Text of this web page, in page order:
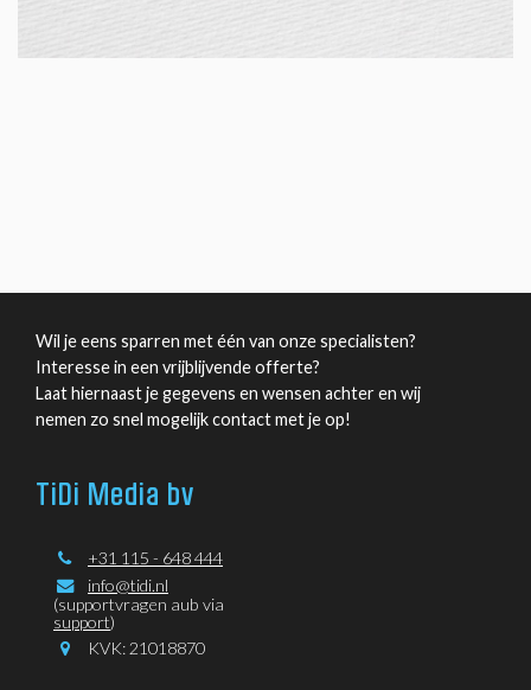
Wil je eens sparren met één van onze specialisten?
Interesse in een vrijblijvende offerte?
Laat hiernaast je gegevens en wensen achter en wij
nemen zo snel mogelijk contact met je op!
TiDi Media bv
+31 115 - 648 444
info@tidi.nl
(supportvragen aub via
support)
KVK: 21018870